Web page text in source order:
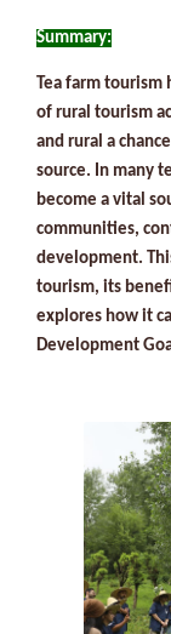
:Summary
Tea farm tourism
of rural tourism
and rural a
source. In many
become a vital
communities,
development.
tourism, its
explores how it
Development